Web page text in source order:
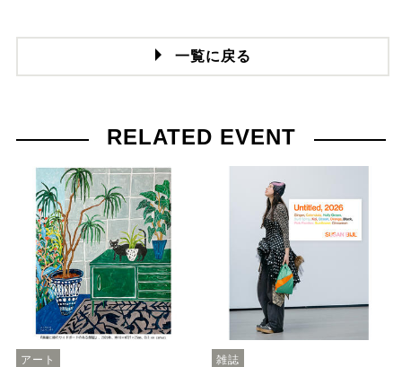
一覧に戻る
RELATED EVENT
アート 雑誌